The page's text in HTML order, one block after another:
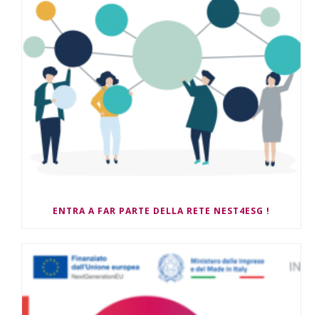
ENTRA A FAR PARTE DELLA RETE NEST4ESG !